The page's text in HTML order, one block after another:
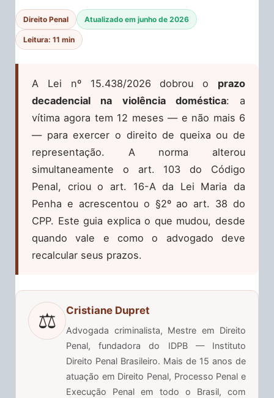
Direito Penal Atualizado em junho de 2026
Leitura: 11 min
A Lei nº 15.438/2026 dobrou o prazo
decadencial na violência doméstica: a
vítima agora tem 12 meses — e não mais 6
— para exercer o direito de queixa ou de
representação. A norma alterou
simultaneamente o art. 103 do Código
Penal, criou o art. 16-A da Lei Maria da
Penha e acrescentou o §2º ao art. 38 do
CPP. Este guia explica o que mudou, desde
quando vale e como o advogado deve
recalcular seus prazos.
⚖️ Cristiane Dupret
Advogada criminalista, Mestre em Direito
Penal, fundadora do IDPB — Instituto
Direito Penal Brasileiro. Mais de 15 anos de
atuação em Direito Penal, Processo Penal e
Execução Penal em todo o Brasil, com